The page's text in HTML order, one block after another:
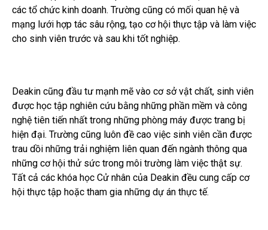
các tổ chức kinh doanh. Trường cũng có mối quan hệ và
mạng lưới hợp tác sâu rộng, tạo cơ hội thực tập và làm việc
cho sinh viên trước và sau khi tốt nghiệp.
Deakin cũng đầu tư mạnh mẽ vào cơ sở vật chất, sinh viên
được học tập nghiên cứu bằng những phần mềm và công
nghệ tiên tiến nhất trong những phòng máy được trang bị
hiện đại. Trường cũng luôn đề cao việc sinh viên cần được
trau dồi những trải nghiệm liên quan đến ngành thông qua
những cơ hội thử sức trong môi trường làm việc thật sự.
Tất cả các khóa học Cử nhân của Deakin đều cung cấp cơ
hội thực tập hoặc tham gia những dự án thực tế.